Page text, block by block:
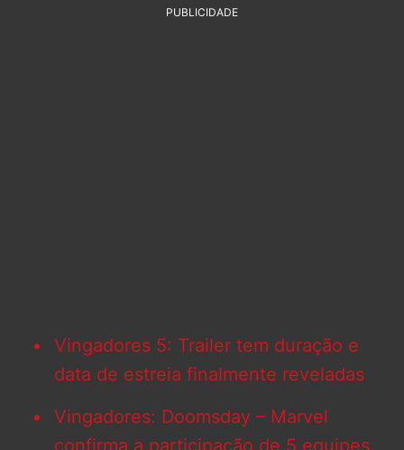
PUBLICIDADE
Vingadores 5: Trailer tem duração e
data de estreia finalmente reveladas
Vingadores: Doomsday – Marvel